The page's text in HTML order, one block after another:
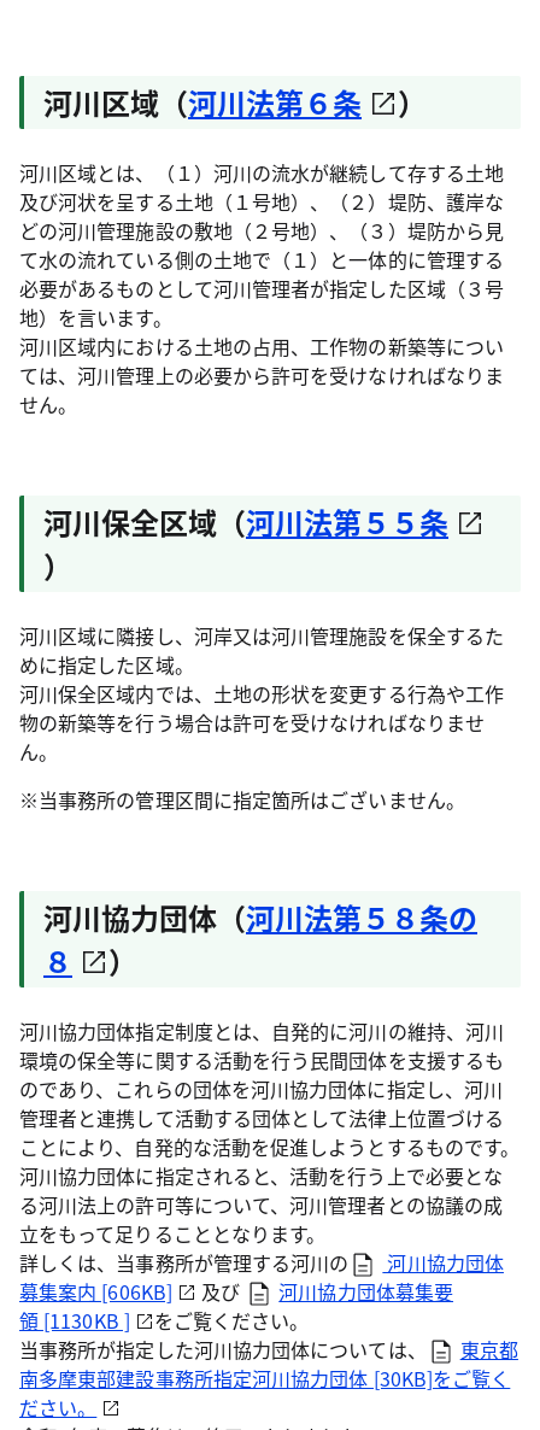
河川区域（河川法第６条 ）
河川区域とは、（１）河川の流水が継続して存する土地
及び河状を呈する土地（１号地）、（２）堤防、護岸な
どの河川管理施設の敷地（２号地）、（３）堤防から見
て水の流れている側の土地で（１）と一体的に管理する
必要があるものとして河川管理者が指定した区域（３号
地）を言います。
河川区域内における土地の占用、工作物の新築等につい
ては、河川管理上の必要から許可を受けなければなりま
せん。
河川保全区域（河川法第５５条
）
河川区域に隣接し、河岸又は河川管理施設を保全するた
めに指定した区域。
河川保全区域内では、土地の形状を変更する行為や工作
物の新築等を行う場合は許可を受けなければなりませ
ん。
※当事務所の管理区間に指定箇所はございません。
河川協力団体（河川法第５８条の
８
）
河川協力団体指定制度とは、自発的に河川の維持、河川
環境の保全等に関する活動を行う民間団体を支援するも
のであり、これらの団体を河川協力団体に指定し、河川
管理者と連携して活動する団体として法律上位置づける
ことにより、自発的な活動を促進しようとするものです。
河川協力団体に指定されると、活動を行う上で必要とな
る河川法上の許可等について、河川管理者との協議の成
立をもって足りることとなります。
詳しくは、当事務所が管理する河川の
河川協力団体
募集案内 [606KB]
及び
河川協力団体募集要
領 [1130KB ]
をご覧ください。
当事務所が指定した河川協力団体については、
東京都
南多摩東部建設事務所指定河川協力団体 [30KB]をご覧く
ださい。